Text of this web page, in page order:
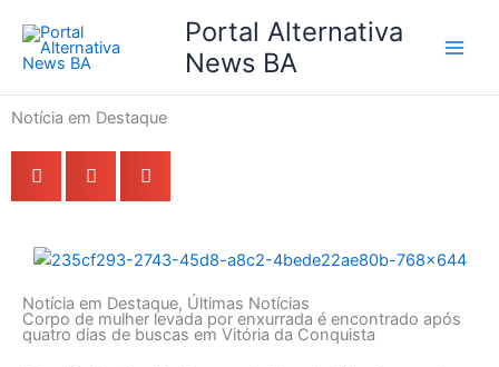
para
conteúdo
Portal Alternativa
News BA
Notícia em Destaque
Notícia em Destaque, Últimas Notícias
Corpo de mulher levada por enxurrada é encontrado após
quatro dias de buscas em Vitória da Conquista